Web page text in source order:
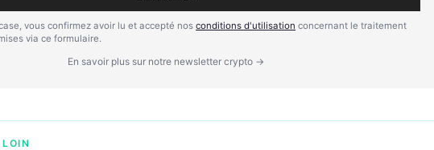
vous confirmez avoir lu et accepté nos conditions d'utilisation concernant le traitement
via ce formulaire.
En savoir plus sur notre newsletter crypto →